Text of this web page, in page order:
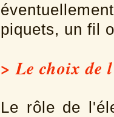
piquets, un fil
> Le choix de
Le rôle de